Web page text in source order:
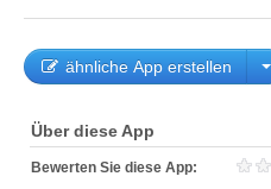
ähnliche App erstellen
Über diese App
Bewerten Sie diese App: